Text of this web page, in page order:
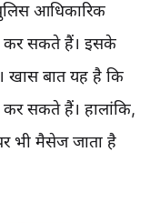
आधिकारिक
कर सकते हैं। इसके
खास बात यह है कि
सकते हैं। हालांकि,
भी मैसेज जाता है